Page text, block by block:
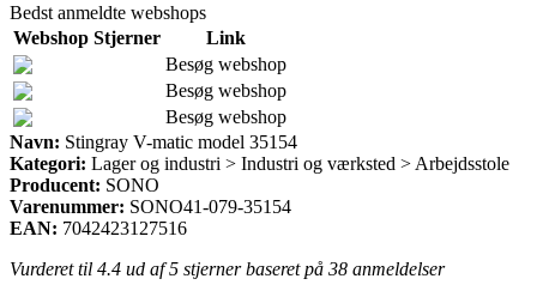
Bedst anmeldte webshops
Webshop Stjerner
Link
Besøg webshop
Besøg webshop
Besøg webshop
Navn: Stingray V-matic model 35154
Kategori: Lager og industri > Industri og værksted > Arbejdsstole
Producent: SONO
Varenummer: SONO41-079-35154
EAN: 7042423127516
Vurderet til 4.4 ud af 5 stjerner baseret på 38 anmeldelser